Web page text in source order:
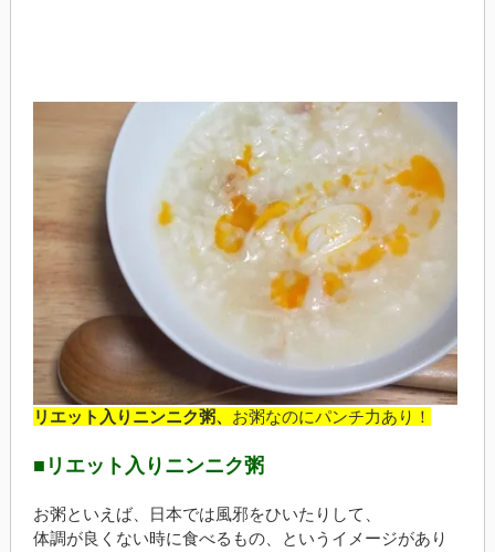
リエット入りニンニク粥、 お粥なのにパンチ力あり！
■リエット入りニンニク粥
お粥といえば、日本では風邪をひいたりして、
体調が良くない時に食べるもの、というイメージがあり